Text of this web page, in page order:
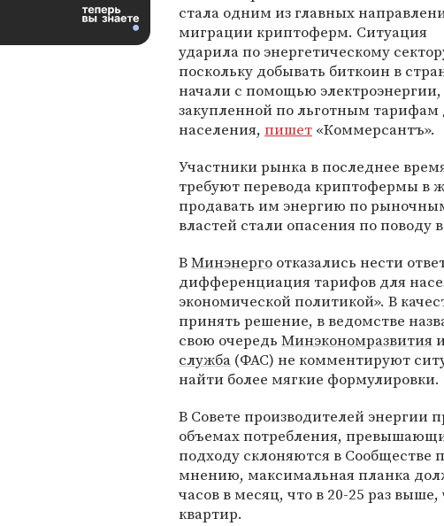
стала одним из главных
миграции криптоферм. Ситуация
ударила по энергетическому
поскольку добывать биткоин в
начали с помощью электроэнергии,
закупленной по льготным тарифам
населения, пишет «Коммерсантъ».
Участники рынка в последнее
требуют перевода криптофермы в
продавать им энергию по
властей стали опасения по поводу
ВМинэнерго отказались нести
дифференциация тарифов для
экономической политикой». В
принять решение, в ведомстве
свою очередь Минэкономразвития
служба (ФАС) не комментируют
найти более мягкие формулировки.
В Совете производителей
объемах потребления,
подходу склоняются в Сообществе
мнению, максимальная планка
часов в месяц, что в 20-25 раз
квартир.